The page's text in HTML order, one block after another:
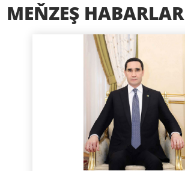
MEŇZEŞ HABARLAR